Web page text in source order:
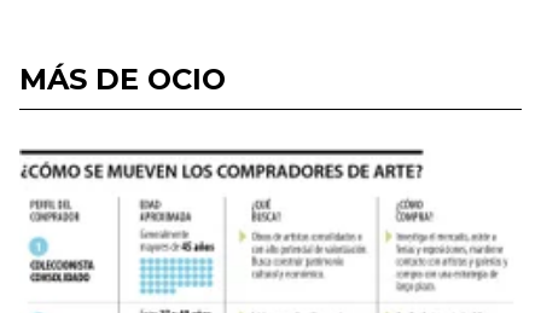
MÁS DE OCIO